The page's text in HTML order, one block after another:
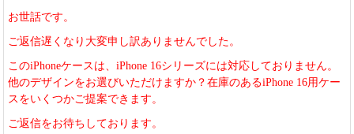
お世話です。
ご返信遅くなり大変申し訳ありませんでした。
このiPhoneケースは、iPhone 16シリーズには対応しておりません。
他のデザインをお選びいただけますか？在庫のあるiPhone 16用ケー
スをいくつかご提案できます。
ご返信をお待ちしております。